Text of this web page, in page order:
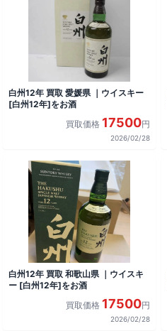
白州12年 買取 愛媛県 ｜ウイスキー
[白州12年]をお酒
買取価格 17500円
2026/02/28
白州12年 買取 和歌山県 ｜ウイスキ
ー [白州12年]をお酒
買取価格 17500円
2026/02/28